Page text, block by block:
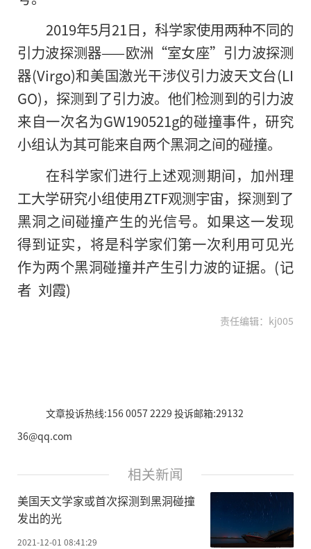
2019年5月21日，科学家使用两种不同的
引力波探测器——欧洲“室女座”引力波探测
器(Virgo)和美国激光干涉仪引力波天文台(LI
GO)，探测到了引力波。他们检测到的引力波
来自一次名为GW190521g的碰撞事件，研究
小组认为其可能来自两个黑洞之间的碰撞。
在科学家们进行上述观测期间，加州理
工大学研究小组使用ZTF观测宇宙，探测到了
黑洞之间碰撞产生的光信号。如果这一发现
得到证实，将是科学家们第一次利用可见光
作为两个黑洞碰撞并产生引力波的证据。(记
者 刘霞)
责任编辑：kj005
文章投诉热线:156 0057 2229 投诉邮箱:29132
36@qq.com
相关新闻
美国天文学家或首次探测到黑洞碰撞
发出的光
2021-12-01 08:41:29